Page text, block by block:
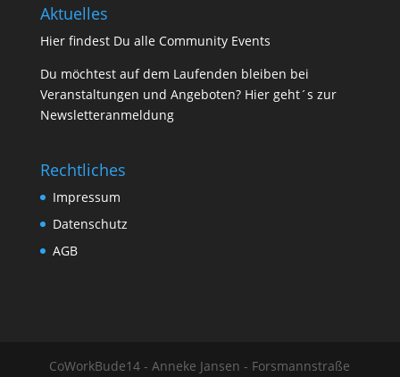
Aktuelles
Hier findest Du alle Community Events
Du möchtest auf dem Laufenden bleiben bei
Veranstaltungen und Angeboten? Hier geht´s zur
Newsletteranmeldung
Rechtliches
Impressum
Datenschutz
AGB
CoWorkBude14 - Anneke Jansen - Forsmannstraße